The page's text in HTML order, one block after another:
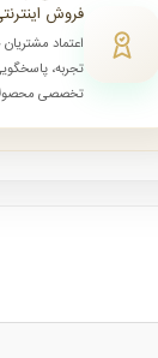
فروش
اعتماد
تجربه،
تخصصی